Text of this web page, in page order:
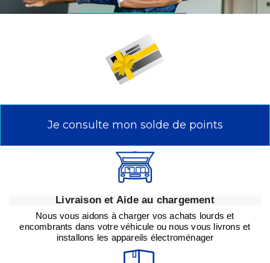
Je consulte mon solde de points
Livraison et Aide au chargement
Nous vous aidons à charger vos achats lourds et
encombrants dans votre véhicule ou nous vous livrons et
installons les appareils électroménager